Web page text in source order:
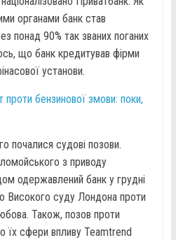
органами банк став
понад 90% так званих поганих
що банк кредитував фірми
установи.
проти бензинової змови: поки,
почалися судові позови.
з приводу
одержавлений банк у грудні
Високого суду Лондона проти
Також, позов проти
їх сфери впливу Teamtrend